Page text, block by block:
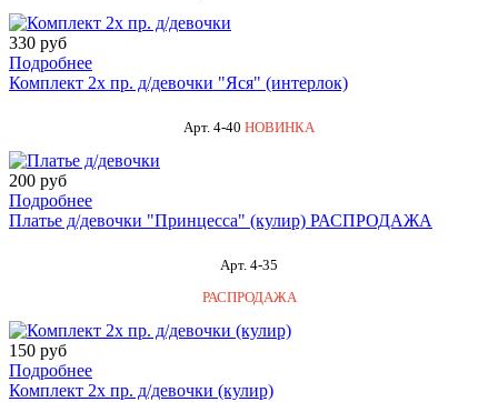
330 руб
Подробнее
Комплект 2х пр. д/девочки "Яся" (интерлок)
Арт. 4-40 НОВИНКА
200 руб
Подробнее
Платье д/девочки "Принцесса" (кулир) РАСПРОДАЖА
Арт. 4-35
РАСПРОДАЖА
150 руб
Подробнее
Комплект 2х пр. д/девочки (кулир)